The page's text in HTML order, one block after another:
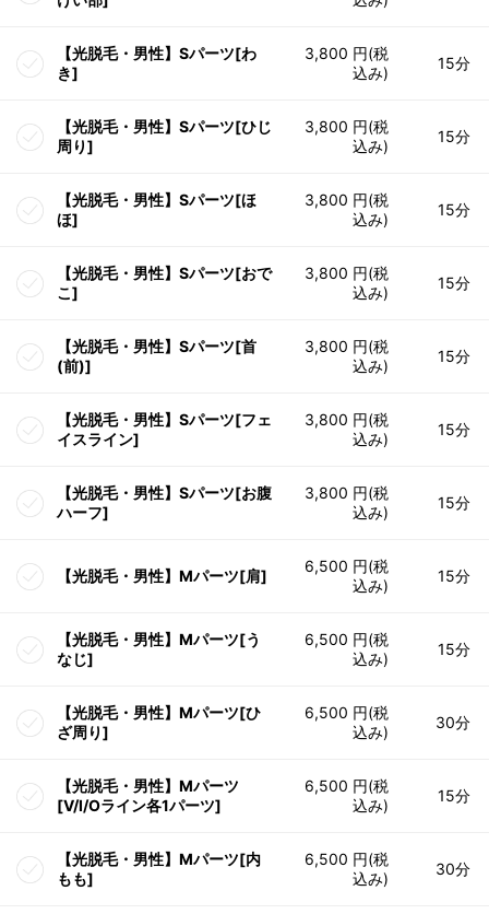
【光脱毛・男性】Sパーツ[わ
き]
3,800 円(税
込み)
15分
【光脱毛・男性】Sパーツ[ひじ
周り]
3,800 円(税
込み)
15分
【光脱毛・男性】Sパーツ[ほ
ほ]
3,800 円(税
込み)
15分
【光脱毛・男性】Sパーツ[おで
こ]
3,800 円(税
込み)
15分
【光脱毛・男性】Sパーツ[首
(前)]
3,800 円(税
込み)
15分
【光脱毛・男性】Sパーツ[フェ
イスライン]
3,800 円(税
込み)
15分
【光脱毛・男性】Sパーツ[お腹
ハーフ]
3,800 円(税
込み)
15分
【光脱毛・男性】Mパーツ[肩]
6,500 円(税
込み)
15分
【光脱毛・男性】Mパーツ[う
なじ]
6,500 円(税
込み)
15分
【光脱毛・男性】Mパーツ[ひ
ざ周り]
6,500 円(税
込み)
30分
【光脱毛・男性】Mパーツ
[V/I/Oライン各1パーツ]
6,500 円(税
込み)
15分
【光脱毛・男性】Mパーツ[内
もも]
6,500 円(税
込み)
30分